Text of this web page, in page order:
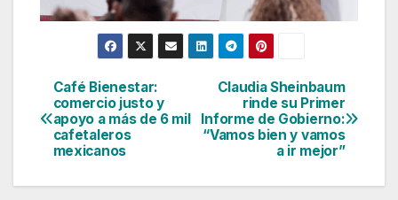
Navegación
de
Claudia Sheinbaum
rinde su Primer
Informe de Gobierno:
“Vamos bien y vamos
a ir mejor”
Café Bienestar:
comercio justo y
apoyo a más de 6 mil
cafetaleros
mexicanos